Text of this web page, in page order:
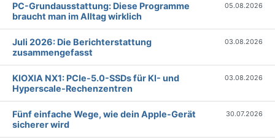
PC-Grundausstattung: Diese Programme
braucht man im Alltag wirklich
05.08.2026
Juli 2026: Die Bericht­erstattung
zusammengefasst
03.08.2026
KIOXIA NX1: PCIe-5.0-SSDs für KI- und
Hyperscale-Rechenzentren
03.08.2026
Fünf einfache Wege, wie dein Apple-Gerät
sicherer wird
30.07.2026